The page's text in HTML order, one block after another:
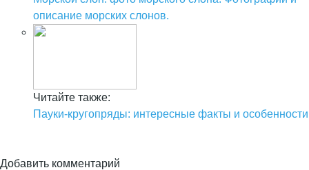
описание морских слонов.
Читайте также:
Пауки-кругопряды: интересные факты и особенности
Добавить комментарий